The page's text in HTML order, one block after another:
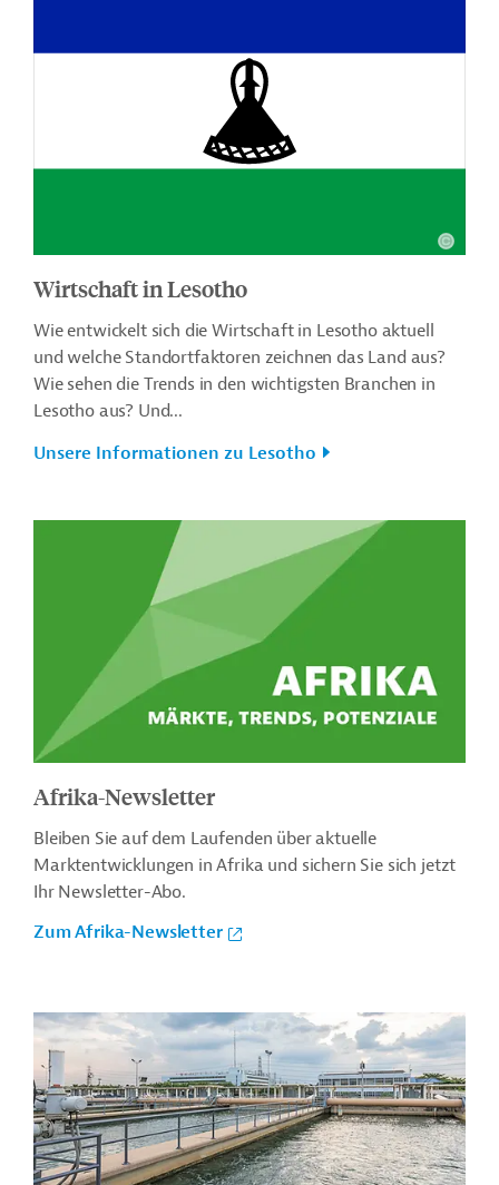
Wirtschaft in Lesotho
Wie entwickelt sich die Wirtschaft in Lesotho aktuell
und welche Standortfaktoren zeichnen das Land aus?
Wie sehen die Trends in den wichtigsten Branchen in
Lesotho aus? Und...
Unsere Informationen zu Lesotho
Afrika-Newsletter
Bleiben Sie auf dem Laufenden über aktuelle
Marktentwicklungen in Afrika und sichern Sie sich jetzt
Ihr Newsletter-Abo.
Zum Afrika-Newsletter